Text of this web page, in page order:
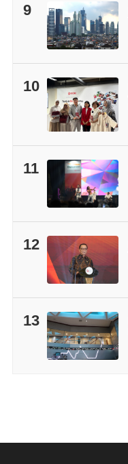
9
10
11
12
13